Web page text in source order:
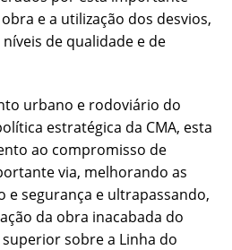
e a utilização dos desvios,
de qualidade e de
urbano e rodoviário do
estratégica da CMA, esta
ao compromisso de
via, melhorando as
e segurança e ultrapassando,
da obra inacabada do
sobre a Linha do